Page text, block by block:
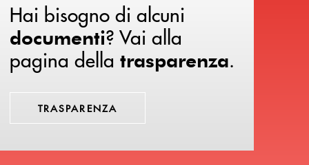
Hai bisogno di alcuni
documenti? Vai alla
pagina della trasparenza.
TRASPARENZA